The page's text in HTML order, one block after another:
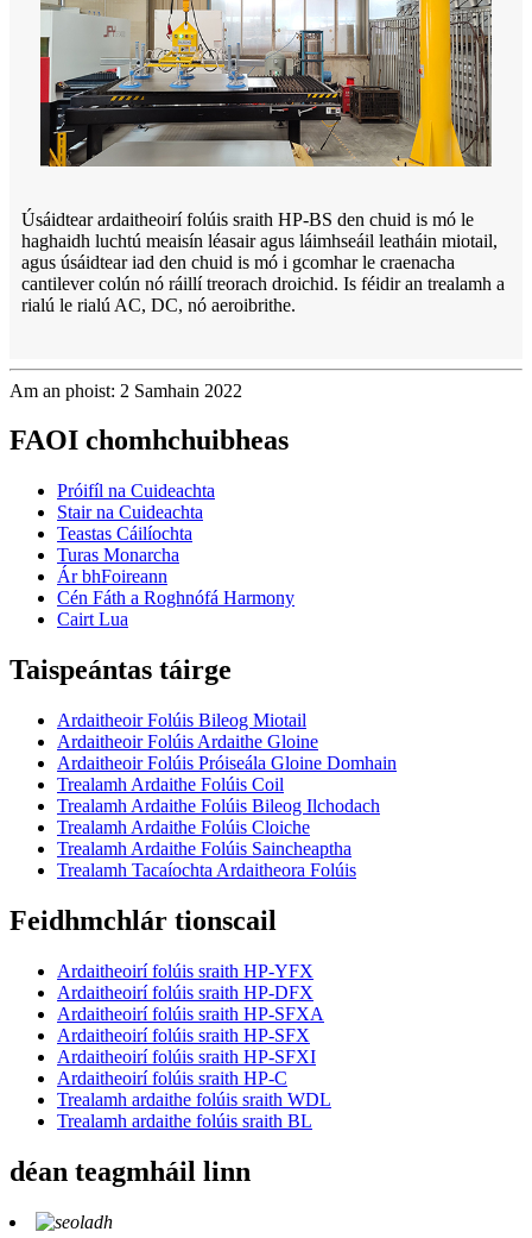
Úsáidtear ardaitheoirí folúis sraith HP-BS den chuid is mó le
haghaidh luchtú meaisín léasair agus láimhseáil leatháin miotail,
agus úsáidtear iad den chuid is mó i gcomhar le craenacha
cantilever colún nó ráillí treorach droichid. Is féidir an trealamh a
rialú le rialú AC, DC, nó aeroibrithe.
Am an phoist: 2 Samhain 2022
FAOI chomhchuibheas
Próifíl na Cuideachta
Stair na Cuideachta
Teastas Cáilíochta
Turas Monarcha
Ár bhFoireann
Cén Fáth a Roghnófá Harmony
Cairt Lua
Taispeántas táirge
Ardaitheoir Folúis Bileog Miotail
Ardaitheoir Folúis Ardaithe Gloine
Ardaitheoir Folúis Próiseála Gloine Domhain
Trealamh Ardaithe Folúis Coil
Trealamh Ardaithe Folúis Bileog Ilchodach
Trealamh Ardaithe Folúis Cloiche
Trealamh Ardaithe Folúis Saincheaptha
Trealamh Tacaíochta Ardaitheora Folúis
Feidhmchlár tionscail
Ardaitheoirí folúis sraith HP-YFX
Ardaitheoirí folúis sraith HP-DFX
Ardaitheoirí folúis sraith HP-SFXA
Ardaitheoirí folúis sraith HP-SFX
Ardaitheoirí folúis sraith HP-SFXI
Ardaitheoirí folúis sraith HP-C
Trealamh ardaithe folúis sraith WDL
Trealamh ardaithe folúis sraith BL
déan teagmháil linn